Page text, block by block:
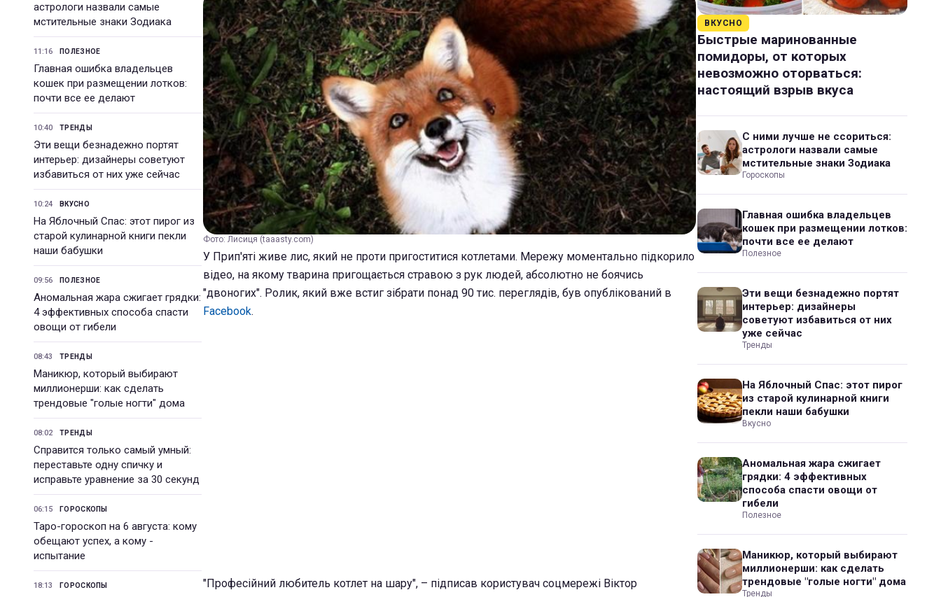
астрологи назвали самые
мстительные знаки Зодиака
11:16 ПОЛЕЗНОЕ
Главная ошибка владельцев
кошек при размещении лотков:
почти все ее делают
10:40 ТРЕНДЫ
Эти вещи безнадежно портят
интерьер: дизайнеры советуют
избавиться от них уже сейчас
10:24 ВКУСНО
На Яблочный Спас: этот пирог из
старой кулинарной книги пекли
наши бабушки
09:56 ПОЛЕЗНОЕ
Аномальная жара сжигает грядки:
4 эффективных способа спасти
овощи от гибели
08:43 ТРЕНДЫ
Маникюр, который выбирают
миллионерши: как сделать
трендовые "голые ногти" дома
08:02 ТРЕНДЫ
Справится только самый умный:
переставьте одну спичку и
исправьте уравнение за 30 секунд
06:15 ГОРОСКОПЫ
Таро-гороскоп на 6 августа: кому
обещают успех, а кому -
испытание
18:13 ГОРОСКОПЫ
Фото: Лисиця (taaasty.com)
У Прип'яті живе лис, який не проти пригоститися котлетами. Мережу моментально підкорило
відео, на якому тварина пригощається стравою з рук людей, абсолютно не боячись
"двоногих". Ролик, який вже встиг зібрати понад 90 тис. переглядів, був опублікований в
Facebook.
"Професійний любитель котлет на шару", – підписав користувач соцмережі Віктор
ВКУСНО
Быстрые маринованные
помидоры, от которых
невозможно оторваться:
настоящий взрыв вкуса
С ними лучше не ссориться:
астрологи назвали самые
мстительные знаки Зодиака
Гороскопы
Главная ошибка владельцев
кошек при размещении лотков:
почти все ее делают
Полезное
Эти вещи безнадежно портят
интерьер: дизайнеры
советуют избавиться от них
уже сейчас
Тренды
На Яблочный Спас: этот пирог
из старой кулинарной книги
пекли наши бабушки
Вкусно
Аномальная жара сжигает
грядки: 4 эффективных
способа спасти овощи от
гибели
Полезное
Маникюр, который выбирают
миллионерши: как сделать
трендовые "голые ногти" дома
Тренды